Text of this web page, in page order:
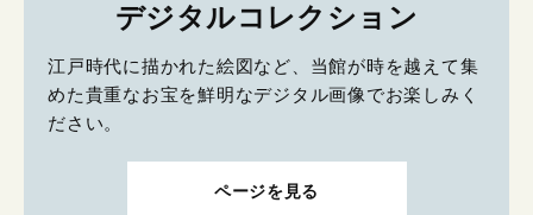
デジタルコレクション
江戸時代に描かれた絵図など、当館が時を越えて集
めた貴重なお宝を鮮明なデジタル画像でお楽しみく
ださい。
ページを見る